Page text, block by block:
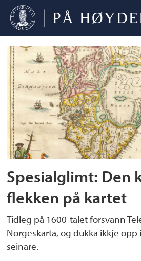
Tag:
atlas
major
Spesialglimt: Den
flekken på kartet
Tidleg på 1600-talet forsvann
Norgeskarta, og dukka ikkje
seinare.